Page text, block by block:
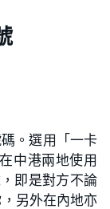
。選用「一卡
中港兩地使用
即是對方不論
另外在內地亦